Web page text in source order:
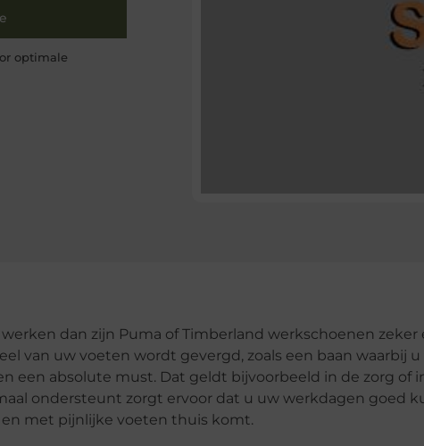
optimale
dan zijn Puma of Timberland werkschoenen zeker
van uw voeten wordt gevergd, zoals een baan waarbij
een absolute must. Dat geldt bijvoorbeeld in de zorg of
ondersteunt zorgt ervoor dat u uw werkdagen goed
met pijnlijke voeten thuis komt.